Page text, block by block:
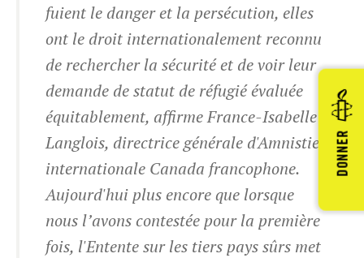
DONNER
fuient le danger et la persécution, elles
ont le droit internationalement reconnu
de rechercher la sécurité et de voir leur
demande de statut de réfugié évaluée
équitablement, affirme France-Isabelle
Langlois, directrice générale d'Amnistie
internationale Canada francophone.
Aujourd'hui plus encore que lorsque
nous l’avons contestée pour la première
fois, l'Entente sur les tiers pays sûrs met